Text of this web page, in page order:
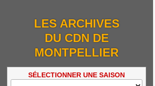
LES ARCHIVES
DU CDN DE
MONTPELLIER
SÉLECTIONNER UNE SAISON